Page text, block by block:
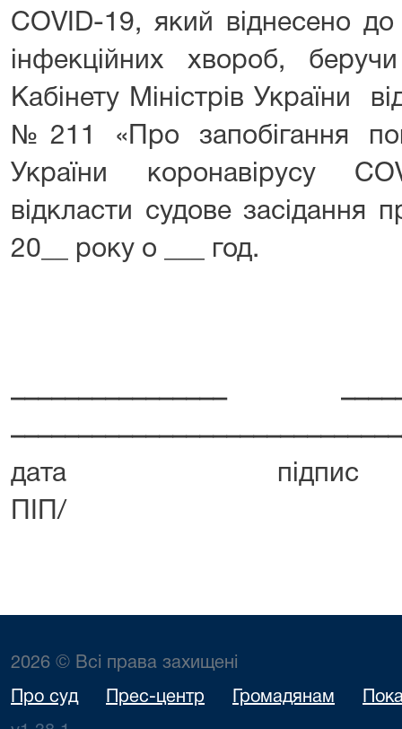
COVID-19, який віднесено
інфекційних хвороб,
Кабінету Міністрів України
№211 «Про запобігання
України коронавірусу
відкласти судове засідання
20__ року о ___ год.
дата
ПІП/
2026 © Всі права захищені
Про суд Прес-центр Громадянам